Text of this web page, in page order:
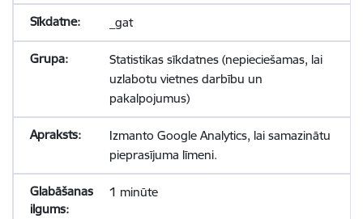
_gat
Statistikas sīkdatnes (nepieciešamas, lai
uzlabotu vietnes darbību un
pakalpojumus)
Izmanto Google Analytics, lai samazinātu
pieprasījuma līmeni.
1 minūte